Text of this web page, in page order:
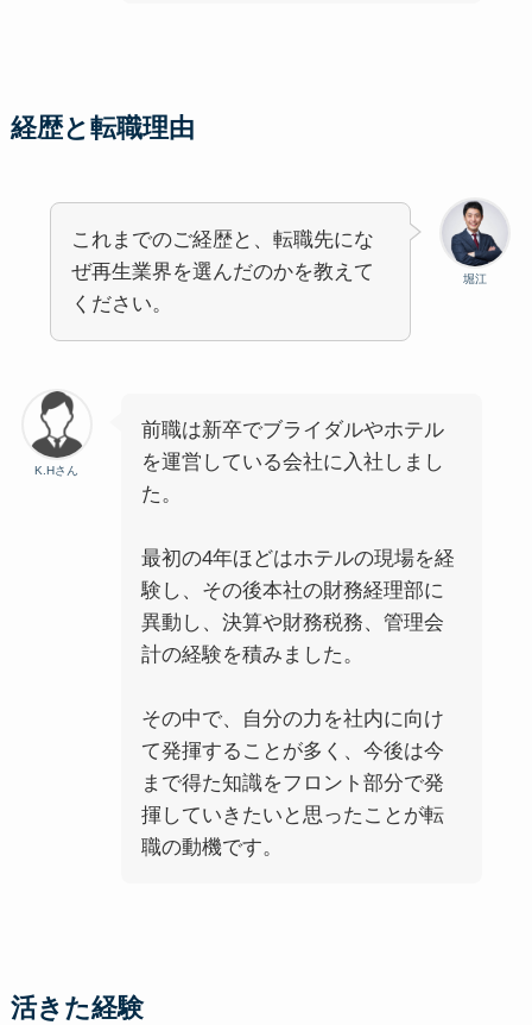
経歴と転職理由
堀江
これまでのご経歴と、転職先にな
ぜ再生業界を選んだのかを教えて
ください。
K.Hさん
前職は新卒でブライダルやホテル
を運営している会社に入社しまし
た。
最初の4年ほどはホテルの現場を経
験し、その後本社の財務経理部に
異動し、決算や財務税務、管理会
計の経験を積みました。
その中で、自分の力を社内に向け
て発揮することが多く、今後は今
まで得た知識をフロント部分で発
揮していきたいと思ったことが転
職の動機です。
活きた経験